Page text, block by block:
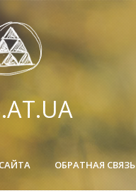
ОБРАТНАЯ СВЯЗЬ